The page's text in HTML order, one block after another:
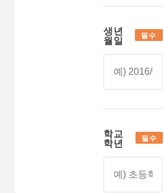
생년
월일 필수
학교
학년 필수